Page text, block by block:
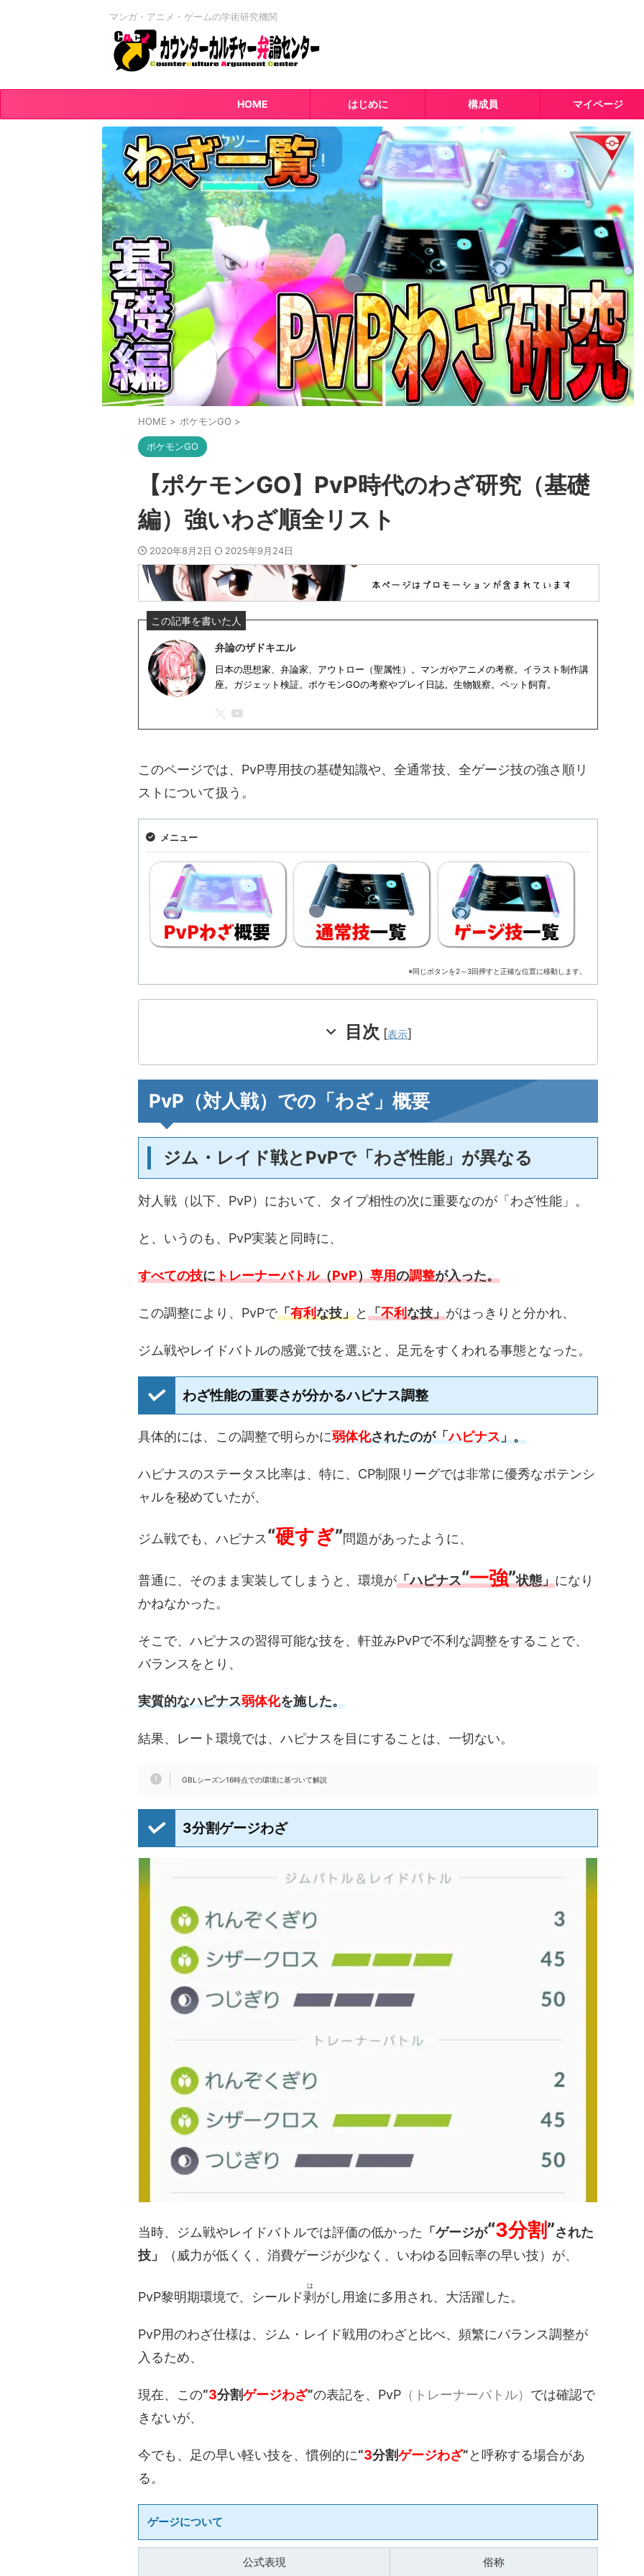
マンガ・アニメ・ゲームの学術研究機関
HOME はじめに 構成員 マイページ
HOME > ポケモンGO >
ポケモンGO
【ポケモンGO】PvP時代のわざ研究（基礎
編）強いわざ順全リスト
2020年8月2日 2025年9月24日
弁論のザドキエル
日本の思想家、弁論家、アウトロー（聖属性）。マンガやアニメの考察。イラスト制作講
座。ガジェット検証。ポケモンGOの考察やプレイ日誌。生物観察。ペット飼育。
このページでは、PvP専用技の基礎知識や、全通常技、全ゲージ技の強さ順リ
ストについて扱う。
メニュー
※同じボタンを2～3回押すと正確な位置に移動します。
目次 [表示]
PvP（対人戦）での「わざ」概要
ジム・レイド戦とPvPで「わざ性能」が異なる
対人戦（以下、PvP）において、タイプ相性の次に重要なのが「わざ性能」。
と、いうのも、PvP実装と同時に、
すべての技にトレーナーバトル（PvP）専用の調整が入った。
この調整により、PvPで「有利な技」と「不利な技」がはっきりと分かれ、
ジム戦やレイドバトルの感覚で技を選ぶと、足元をすくわれる事態となった。
わざ性能の重要さが分かるハピナス調整
具体的には、この調整で明らかに弱体化されたのが「ハピナス」。
ハピナスのステータス比率は、特に、CP制限リーグでは非常に優秀なポテンシ
ャルを秘めていたが、
ジム戦でも、ハピナス“硬すぎ”問題があったように、
普通に、そのまま実装してしまうと、環境が「ハピナス“一強”状態」になり
かねなかった。
そこで、ハピナスの習得可能な技を、軒並みPvPで不利な調整をすることで、
バランスをとり、
実質的なハピナス弱体化を施した。
結果、レート環境では、ハピナスを目にすることは、一切ない。
GBLシーズン16時点での環境に基づいて解説
3分割ゲージわざ
当時、ジム戦やレイドバトルでは評価の低かった 「ゲージが“3分割”された
技」
（威力が低くく、消費ゲージが少なく、いわゆる回転率の早い技）が、
PvP黎明期環境で、シールド剥
は
がし用途に多用され、大活躍した。
PvP用のわざ仕様は、ジム・レイド戦用のわざと比べ、頻繁にバランス調整が
入るため、
現在、この“3分割ゲージわざ”の表記を、PvP （トレーナーバトル） では確認で
きないが、
今でも、足の早い軽い技を、慣例的に“3分割ゲージわざ”と呼称する場合があ
る。
ゲージについて
公式表現 俗称